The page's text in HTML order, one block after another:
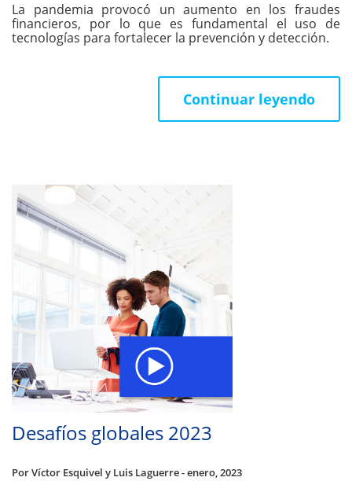
La pandemia provocó un aumento en los fraudes
financieros, por lo que es fundamental el uso de
tecnologías para fortalecer la prevención y detección.
Continuar leyendo
Desafíos globales 2023
Por Víctor Esquivel y Luis Laguerre - enero, 2023